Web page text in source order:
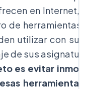
en Internet,
de
utilizar con
de sus
es evitar